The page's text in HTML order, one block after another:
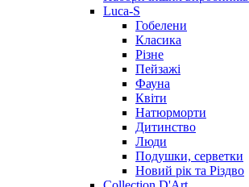
Luca-S
Гобелени
Класика
Різне
Пейзажі
Фауна
Квіти
Натюрморти
Дитинство
Люди
Подушки, серветки
Новий рік та Різдво